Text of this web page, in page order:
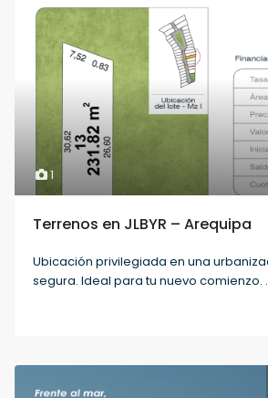
1
Terrenos en JLBYR – Arequipa
Ubicación privilegiada en una
segura. Ideal para tu nuevo comienzo.